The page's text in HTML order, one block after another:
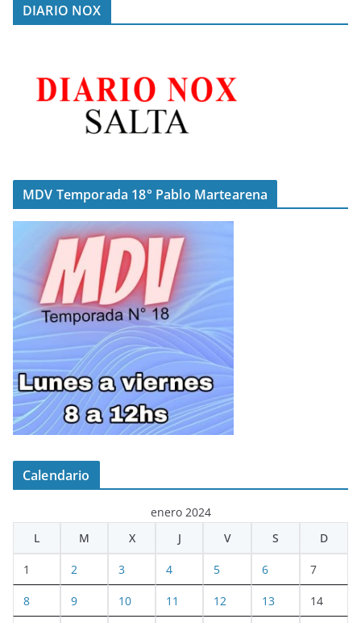
DIARIO NOX
MDV Temporada 18° Pablo Martearena
Calendario
enero 2024
L
M X J V S D
1 2 3 4 5 6 7
8 9 10 11 12 13 14